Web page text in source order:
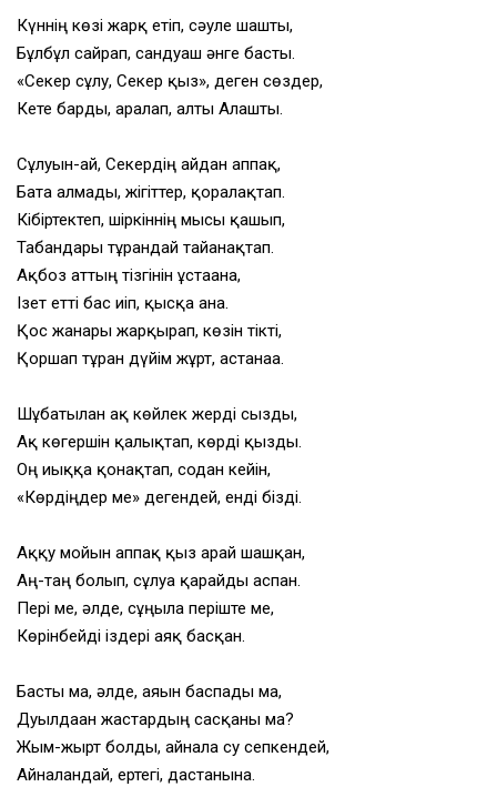
Күннің көзі жарқ етіп, сәуле шашты,
Бұлбұл сайрап, сандуғаш әнге басты.
«Секер сұлу, Секер қыз», деген сөздер,
Кете барды, аралап, алты Алашты.
Сұлуын-ай, Секердің айдан аппақ,
Бата алмады, жігіттер, қорғалақтап.
Кібіртектеп, шіркіннің мысы қашып,
Табандары тұрғандай тайғанақтап.
Ақбоз аттың тізгінін ұстағанға,
Ізет етті бас иіп, қысқа ғана.
Қос жанары жарқырап, көзін тікті,
Қоршап тұрған дүйім жұрт, астанаға.
Шұбатылған ақ көйлек жерді сызды,
Ақ көгершін қалықтап, көрді қызды.
Оң иыққа қонақтап, содан кейін,
«Көрдіңдер ме» дегендей, енді бізді.
Аққу мойын аппақ қыз арай шашқан,
Аң-таң болып, сұлуға қарайды аспан.
Пері ме, әлде, сұңғыла періште ме,
Көрінбейді іздері аяқ басқан.
Басты ма, әлде, аяғын баспады ма,
Дуылдаған жастардың сасқаны ма?
Жым-жырт болды, айнала су сепкендей,
Айналғандай, ертегі, дастанына.